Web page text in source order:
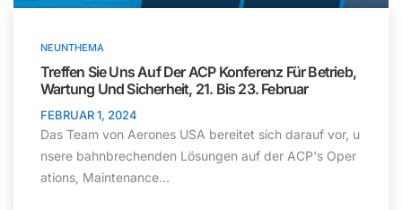
NEUNTHEMA
Treffen Sie Uns Auf Der ACP Konferenz Für Betrieb,
Wartung Und Sicherheit, 21. Bis 23. Februar
FEBRUAR 1, 2024
Das Team von Aerones USA bereitet sich darauf vor, u
nsere bahnbrechenden Lösungen auf der ACP's Oper
ations, Maintenance...